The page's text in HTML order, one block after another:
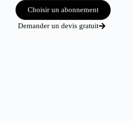
Choisir un abonnement
Demander un devis gratuit